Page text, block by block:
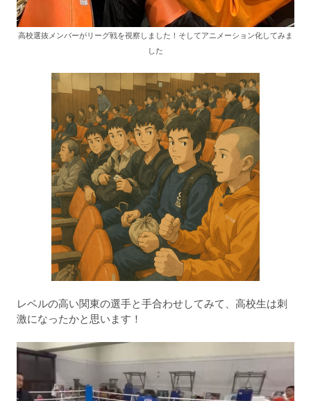
高校選抜メンバーがリーグ戦を視察しました！そしてアニメーション化してみま
した
レベルの高い関東の選手と手合わせしてみて、高校生は刺
激になったかと思います！